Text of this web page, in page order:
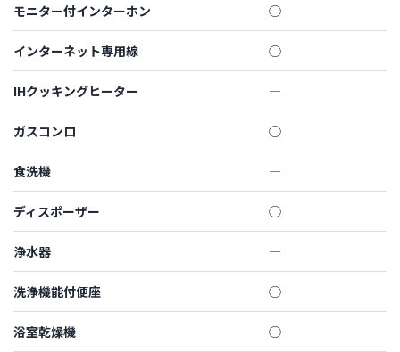
モニター付インターホン ◯
インターネット専用線 ◯
IHクッキングヒーター ―
ガスコンロ ◯
食洗機 ―
ディスポーザー ◯
浄水器 ―
洗浄機能付便座 ◯
浴室乾燥機 ◯